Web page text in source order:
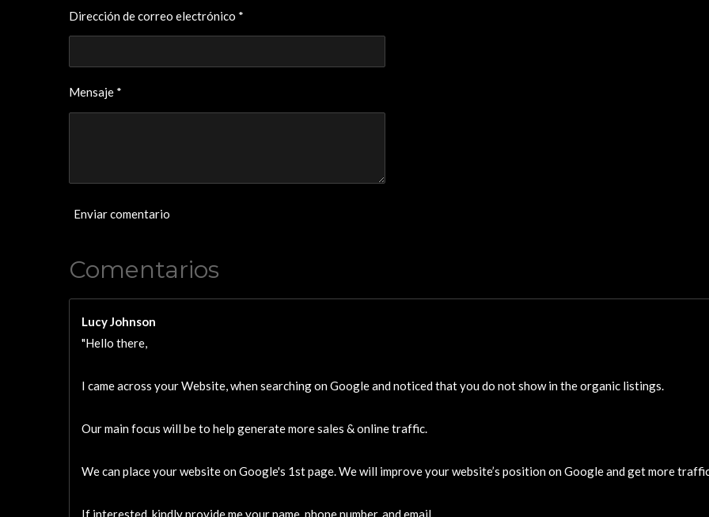
Dirección de correo electrónico *
Mensaje *
Enviar comentario
Comentarios
Lucy Johnson
"Hello there,
I came across your Website, when searching on Google and noticed that you do not show in the organic listings.
Our main focus will be to help generate more sales & online traffic.
We can place your website on Google's 1st page. We will improve your website’s position on Google and get more
If interested, kindly provide me your name, phone number, and email.